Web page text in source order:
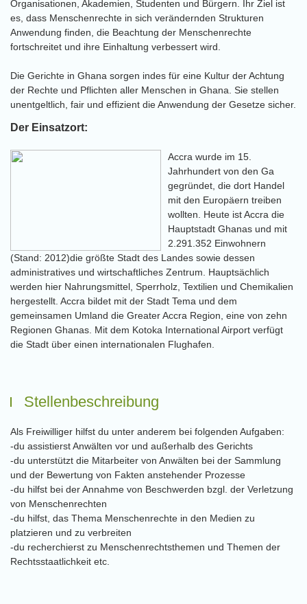
Organisationen, Akademien, Studenten und Bürgern. Ihr Ziel ist
es, dass Menschenrechte in sich verändernden Strukturen
Anwendung finden, die Beachtung der Menschenrechte
fortschreitet und ihre Einhaltung verbessert wird.
Die Gerichte in Ghana sorgen indes für eine Kultur der Achtung
der Rechte und Pflichten aller Menschen in Ghana. Sie stellen
unentgeltlich, fair und effizient die Anwendung der Gesetze sicher.
Der Einsatzort:
Accra wurde im 15.
Jahrhundert von den Ga
gegründet, die dort Handel
mit den Europäern treiben
wollten. Heute ist Accra die
Hauptstadt Ghanas und mit
2.291.352 Einwohnern
(Stand: 2012)die größte Stadt des Landes sowie dessen
administratives und wirtschaftliches Zentrum. Hauptsächlich
werden hier Nahrungsmittel, Sperrholz, Textilien und Chemikalien
hergestellt. Accra bildet mit der Stadt Tema und dem
gemeinsamen Umland die Greater Accra Region, eine von zehn
Regionen Ghanas. Mit dem Kotoka International Airport verfügt
die Stadt über einen internationalen Flughafen.
Stellenbeschreibung
Als Freiwilliger hilfst du unter anderem bei folgenden Aufgaben:
-du assistierst Anwälten vor und außerhalb des Gerichts
-du unterstützt die Mitarbeiter von Anwälten bei der Sammlung
und der Bewertung von Fakten anstehender Prozesse
-du hilfst bei der Annahme von Beschwerden bzgl. der Verletzung
von Menschenrechten
-du hilfst, das Thema Menschenrechte in den Medien zu
platzieren und zu verbreiten
-du recherchierst zu Menschenrechtsthemen und Themen der
Rechtsstaatlichkeit etc.